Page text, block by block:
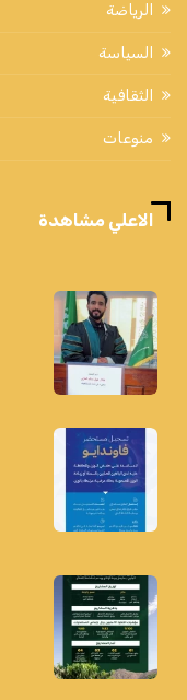
الرياضة
السياسة
الثقافية
منوعات
الاعلي مشاهدة